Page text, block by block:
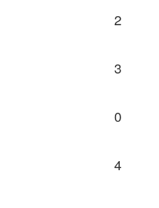
2
3
0
4